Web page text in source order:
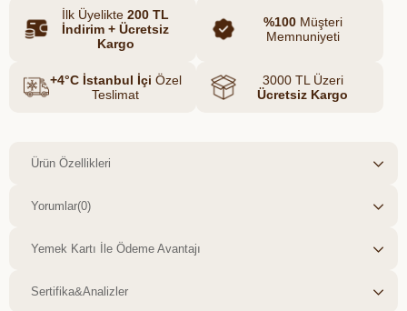
günleri birlikte aşacağımıza olan inancımız
tam! Öne Çıkan Ürün Özellikleri:
İçerik: Zeytinyağı, Hindistan Cevizi Yağı,
Ardıç Katranı Faydaları: Saç dökülmesi,
kepek, sivilce, kaşıntı, egzama, sedef,
İlk Üyelikte 200 TL
İndirim + Ücretsiz
Kargo
%100Müşteri
Memnuniyeti
+4°C İstanbul İçi Özel
Teslimat
3000 TL Üzeri
Ücretsiz Kargo
Ürün Özellikleri
Yorumlar(0)
Yemek Kartı İle Ödeme Avantajı
Sertifika&Analizler